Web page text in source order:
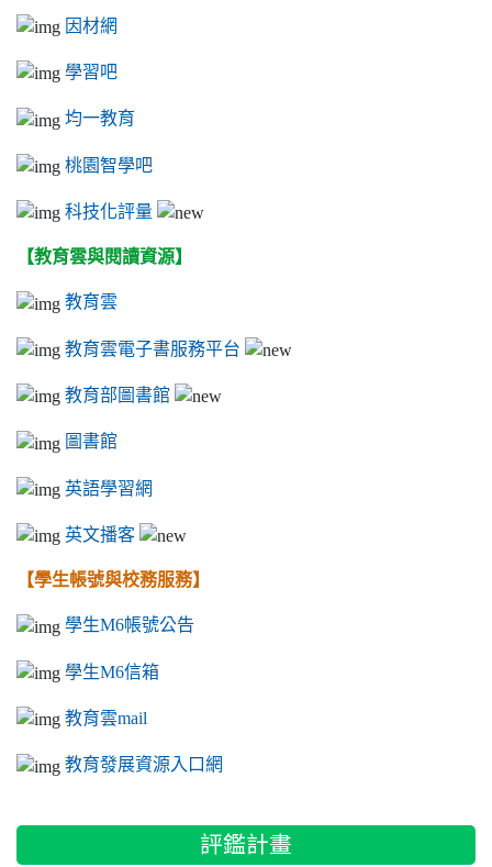
因材網
學習吧
均一教育
桃園智學吧
科技化評量
【教育雲與閱讀資源】
教育雲
教育雲電子書服務平台
教育部圖書館
圖書館
英語學習網
英文播客
【學生帳號與校務服務】
學生M6帳號公告
學生M6信箱
教育雲mail
教育發展資源入口網
評鑑計畫